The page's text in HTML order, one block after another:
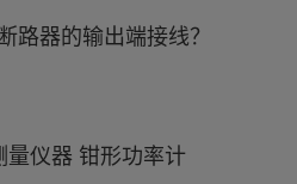
路器的输出端接线？
量仪器 钳形功率计